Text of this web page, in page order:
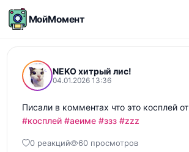
МойМомент
NEKO хитрый лис!
04.01.2026 13:36
Писали в комментах что это косплей от
#косплей #аеиме #ззз #zzz
0 реакций 60 просмотров